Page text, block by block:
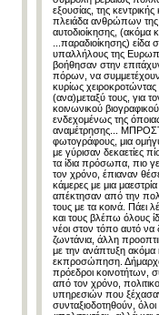
εξουσίας, της κεντρικής
πλειάδα ανθρώπων της
αυτοδιοίκησης, (ακόμα
...παραδιοίκησης) είδα
υπαλλήλους της
βοήθησαν στην
πόρων, να συμμετέχουν
κυρίως
(ανα)μεταξύ τους, για
κοινωνικού
ενδεχομένως της
αναμέτρησης...
φωτογράφους, μια
με γύρισαν δεκαετίες
τα ίδια πρόσωπα, πιο
τον χρόνο, έπιαναν
κάμερες με μια
απέκτησαν από την
τους με τα κοινά.
και τους βλέπω όλους
νέοι στον τόπο αυτό
ζωντάνια, άλλη
με την ανάπτυξη ακόμα
εκπροσώπηση.
πρόεδροι κοινοτήτων,
από τον χρόνο,
υπηρεσιών που
συνταξιοδοτηθούν, όλοι